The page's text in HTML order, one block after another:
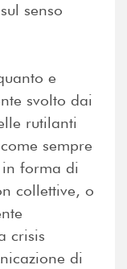
senso
e
svolto dai
rutilanti
sempre
forma di
collettive, o
crisis
di